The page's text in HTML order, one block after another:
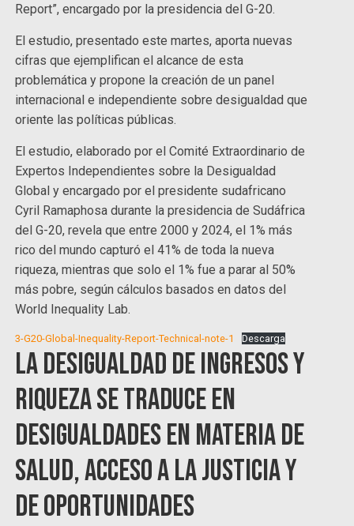
Report”, encargado por la presidencia del G-20.
El estudio, presentado este martes, aporta nuevas
cifras que ejemplifican el alcance de esta
problemática y propone la creación de un panel
internacional e independiente sobre desigualdad que
oriente las políticas públicas.
El estudio, elaborado por el Comité Extraordinario de
Expertos Independientes sobre la Desigualdad
Global y encargado por el presidente sudafricano
Cyril Ramaphosa durante la presidencia de Sudáfrica
del G-20, revela que entre 2000 y 2024, el 1% más
rico del mundo capturó el 41% de toda la nueva
riqueza, mientras que solo el 1% fue a parar al 50%
más pobre, según cálculos basados en datos del
World Inequality Lab.
3-G20-Global-Inequality-Report-Technical-note-1 Descarga
La desigualdad de ingresos y
riqueza se traduce en
desigualdades en materia de
salud, acceso a la justicia y
de oportunidades